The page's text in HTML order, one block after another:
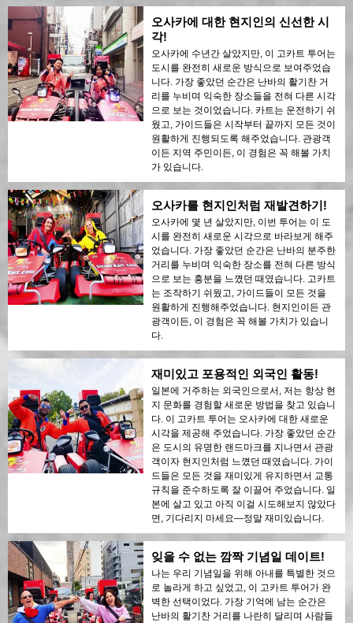
오사카에 대한 현지인의 신선한 시
각!
오사카에 수년간 살았지만, 이 고카트 투어는
도시를 완전히 새로운 방식으로 보여주었습
니다. 가장 좋았던 순간은 난바의 활기찬 거
리를 누비며 익숙한 장소들을 전혀 다른 시각
으로 보는 것이었습니다. 카트는 운전하기 쉬
웠고, 가이드들은 시작부터 끝까지 모든 것이
원활하게 진행되도록 해주었습니다. 관광객
이든 지역 주민이든, 이 경험은 꼭 해볼 가치
가 있습니다.
오사카를 현지인처럼 재발견하기!
오사카에 몇 년 살았지만, 이번 투어는 이 도
시를 완전히 새로운 시각으로 바라보게 해주
었습니다. 가장 좋았던 순간은 난바의 분주한
거리를 누비며 익숙한 장소를 전혀 다른 방식
으로 보는 흥분을 느꼈던 때였습니다. 고카트
는 조작하기 쉬웠고, 가이드들이 모든 것을
원활하게 진행해주었습니다. 현지인이든 관
광객이든, 이 경험은 꼭 해볼 가치가 있습니
다.
재미있고 포용적인 외국인 활동!
일본에 거주하는 외국인으로서, 저는 항상 현
지 문화를 경험할 새로운 방법을 찾고 있습니
다. 이 고카트 투어는 오사카에 대한 새로운
시각을 제공해 주었습니다. 가장 좋았던 순간
은 도시의 유명한 랜드마크를 지나면서 관광
객이자 현지인처럼 느꼈던 때였습니다. 가이
드들은 모든 것을 재미있게 유지하면서 교통
규칙을 준수하도록 잘 이끌어 주었습니다. 일
본에 살고 있고 아직 이걸 시도해보지 않았다
면, 기다리지 마세요—정말 재미있습니다.
잊을 수 없는 깜짝 기념일 데이트!
나는 우리 기념일을 위해 아내를 특별한 것으
로 놀라게 하고 싶었고, 이 고카트 투어가 완
벽한 선택이었다. 가장 기억에 남는 순간은
난바의 활기찬 거리를 나란히 달리며 사람들